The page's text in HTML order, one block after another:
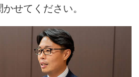
せてください。